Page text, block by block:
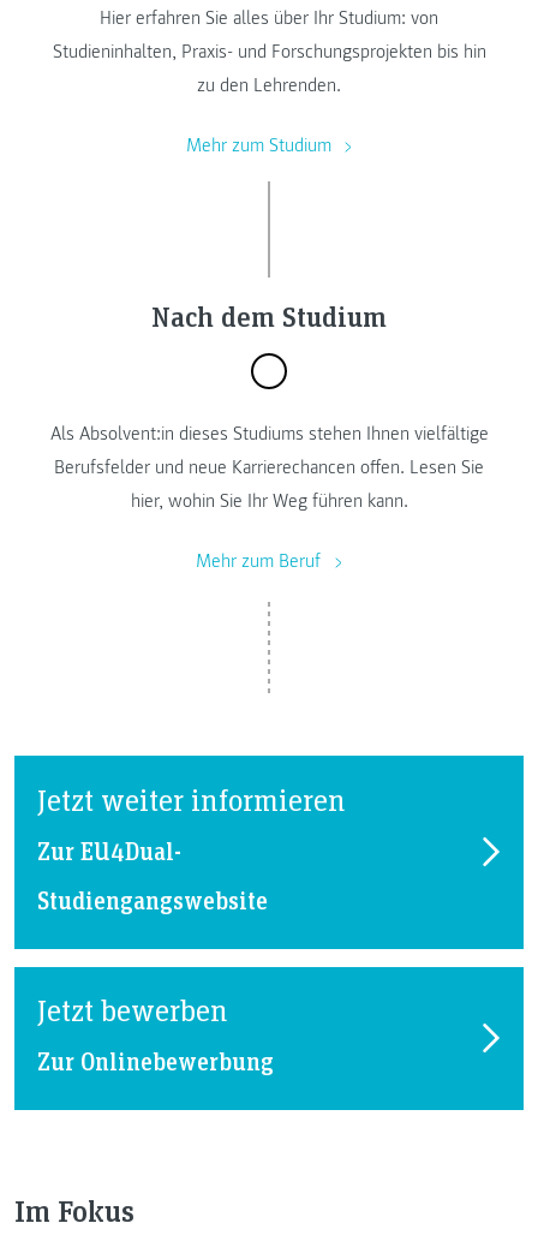
Hier erfahren Sie alles über Ihr Studium: von
Studieninhalten, Praxis- und Forschungsprojekten bis hin
zu den Lehrenden.
Mehr zum Studium
Nach dem Studium
Als Absolvent:in dieses Studiums stehen Ihnen vielfältige
Berufsfelder und neue Karrierechancen offen. Lesen Sie
hier, wohin Sie Ihr Weg führen kann.
Mehr zum Beruf
Jetzt weiter informieren
Zur EU4Dual-
Studiengangswebsite
Jetzt bewerben
Zur Onlinebewerbung
Im Fokus